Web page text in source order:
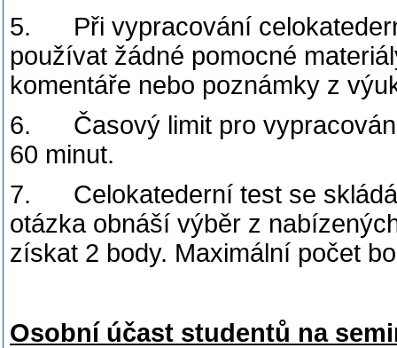
5. Při vypracování
používat žádné pomocné
komentáře nebo poznámky z
6. Časový limit pro
60 minut.
7. Celokatederní test se skládá
otázka obnáší výběr z
získat 2 body. Maximální počet
Osobní účast studentů na